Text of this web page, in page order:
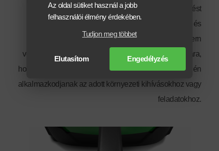
Az oldal sütiket használ a jobb
felhasználói élmény érdekében.
Tudjon meg többet
Elutasítom Engedélyzés
technológia gyors reakcióidőt és pontos vezérlést
biztosít, amelyek létfontosságúak a hatékony és
biztonságos munkavégzéshez. A modern
vezérlőrendszer lehetővé teszi a felhasználók számára,
hogy finomhangolják a gépek működését, és könnyedén
alkalmazkodjanak az adott környezeti kihívásokhoz vagy
feladatokhoz.